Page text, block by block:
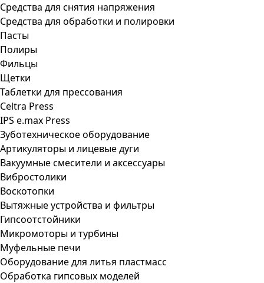
Средства для снятия напряжения
Средства для обработки и полировки
Пасты
Полиры
Фильцы
Щетки
Таблетки для прессования
Celtra Press
IPS e.max Press
Зуботехническое оборудование
Артикуляторы и лицевые дуги
Вакуумные смесители и аксессуары
Вибростолики
Воскотопки
Вытяжные устройства и фильтры
Гипсоотстойники
Микромоторы и турбины
Муфельные печи
Оборудование для литья пластмасс
Обработка гипсовых моделей